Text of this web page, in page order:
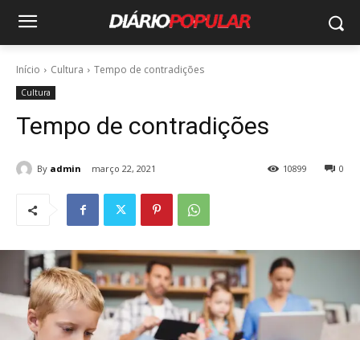
Início Cultura Tempo de contradições
Cultura
Tempo de contradições
By admin março 22, 2021 0
10899